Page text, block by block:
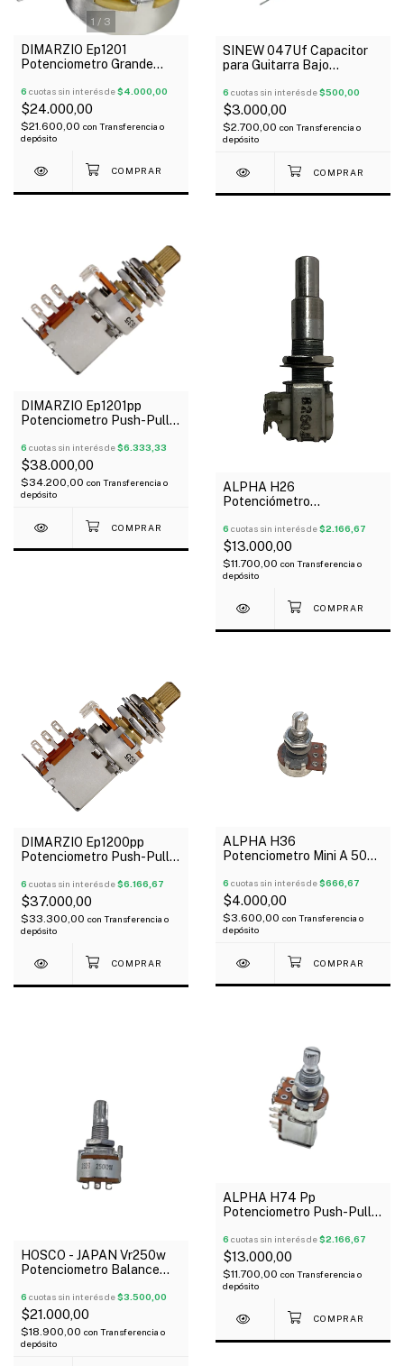
1 / 3
DIMARZIO Ep1201
Potenciometro Grande
Instrumento
6 cuotas sin interés de$4.000,00
$24.000,00
$21.600,00 con Transferencia o
depósito
SINEW 047Uf Capacitor
para Guitarra Bajo
6 cuotas sin interés de$500,00
$3.000,00
$2.700,00 con Transferencia o
depósito
DIMARZIO Ep1201pp
Potenciometro Push-Pull
Instrumento
6 cuotas sin interés de$6.333,33
$38.000,00
$34.200,00 con Transferencia o
depósito
ALPHA H26
Potenciómetro
6 cuotas sin interés de$2.166,67
$13.000,00
$11.700,00 con Transferencia o
depósito
DIMARZIO Ep1200pp
Potenciometro Push-Pull
Instrumento
6 cuotas sin interés de$6.166,67
$37.000,00
$33.300,00 con Transferencia o
depósito
ALPHA H36
Potenciometro Mini A 50K
6 cuotas sin interés de$666,67
$4.000,00
$3.600,00 con Transferencia o
depósito
HOSCO - JAPAN Vr250w
Potenciometro Balance
6 cuotas sin interés de$3.500,00
$21.000,00
$18.900,00 con Transferencia o
depósito
ALPHA H74 Pp
Potenciometro Push-Pull A
6 cuotas sin interés de$2.166,67
$13.000,00
$11.700,00 con Transferencia o
depósito